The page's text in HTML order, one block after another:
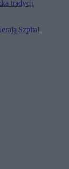
tradycji
Szpital